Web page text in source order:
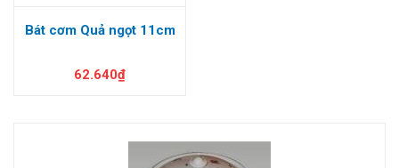
Bát cơm Quả ngọt 11cm
62.640₫